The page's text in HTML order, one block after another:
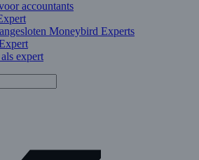
accountants
Moneybird Experts
expert